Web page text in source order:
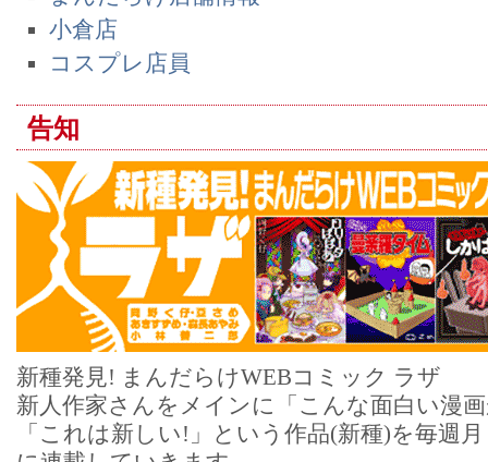
小倉店
コスプレ店員
告知
新種発見! まんだらけWEBコミック ラザ
新人作家さんをメインに「こんな面白い漫
「これは新しい!」という作品(新種)を毎週